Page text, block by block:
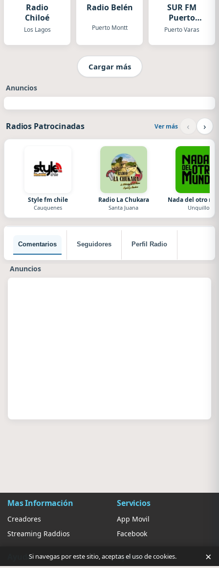
Radio
Chiloé
Los Lagos
Radio Belén
Puerto Montt
SUR FM
Puerto
Varas
Puerto Varas
Cargar más
Anuncios
Radios Patrocinadas Ver más ‹ ›
Style fm chile
Cauquenes
Radio La Chukara
Santa Juana
Nada del otro
Unquillo
Comentarios Seguidores Perfil Radio
Anuncios
Mas Información
Creadores
Streaming Raddios
Servicios
App Movil
Facebook
Ayuda Ajustes
Si navegas por este sitio, aceptas el uso de cookies. ×